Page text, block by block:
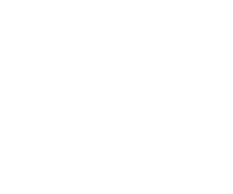
SP GOV BR direciona para a